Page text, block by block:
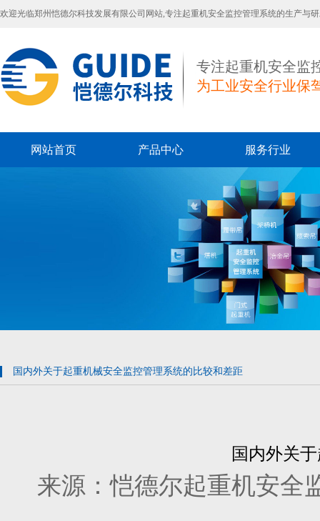
欢迎光临郑州恺德尔科技发展有限公司网站,专注起重机安全监控管理系统的生产与
专注起重机安全监
为工业安全行业保
网站首页 产品中心 服务行业
国内外关于起重机械安全监控管理系统的比较和差距
国内外关
来源：恺德尔起重机安全